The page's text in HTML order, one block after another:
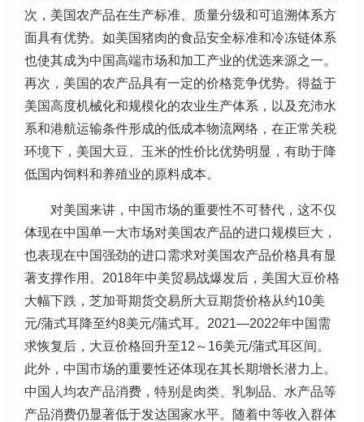
次，美国农产品在生产标准、质量分级和可追溯体系方
面具有优势。如美国猪肉的食品安全标准和冷冻链体系
也使其成为中国高端市场和加工产业的优选来源之一。
再次，美国的农产品具有一定的价格竞争优势。得益于
美国高度机械化和规模化的农业生产体系，以及充沛水
系和港航运输条件形成的低成本物流网络，在正常关税
环境下，美国大豆、玉米的性价比优势明显，有助于降
低国内饲料和养殖业的原料成本。
对美国来讲，中国市场的重要性不可替代，这不仅
体现在中国单一大市场对美国农产品的进口规模巨大，
也表现在中国强劲的进口需求对美国农产品价格具有显
著支撑作用。2018年中美贸易战爆发后，美国大豆价格
大幅下跌，芝加哥期货交易所大豆期货价格从约10美
元/蒲式耳降至约8美元/蒲式耳。2021—2022年中国需
求恢复后，大豆价格回升至12～16美元/蒲式耳区间。
此外，中国市场的重要性还体现在其长期增长潜力上。
中国人均农产品消费，特别是肉类、乳制品、水产品等
产品消费仍显著低于发达国家水平。随着中等收入群体